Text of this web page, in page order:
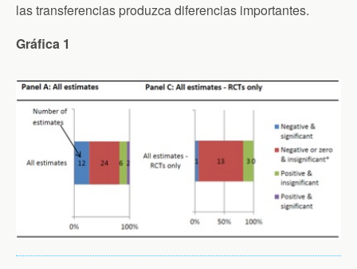
las transferencias produzca diferencias importantes.
Gráfica 1